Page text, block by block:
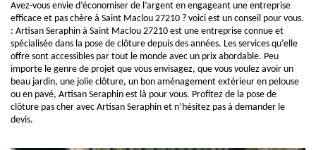
Avez-vous envie d’économiser de l’argent en engageant une entreprise
efficace et pas chère à Saint Maclou 27210 ? voici est un conseil pour vous.
: Artisan Seraphin à Saint Maclou 27210 est une entreprise connue et
spécialisée dans la pose de clôture depuis des années. Les services qu’elle
offre sont accessibles par tout le monde avec un prix abordable. Peu
importe le genre de projet que vous envisagez, que vous voulez avoir un
beau jardin, une jolie clôture, un bon aménagement extérieur en pelouse
ou en pavé, Artisan Seraphin est là pour vous. Profitez de la pose de
clôture pas cher avec Artisan Seraphin et n’hésitez pas à demander le
devis.